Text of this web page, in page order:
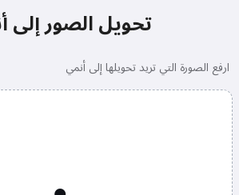
تحويل الصور إلى
ارفع الصورة التي تريد تحويلها إلى أنمي